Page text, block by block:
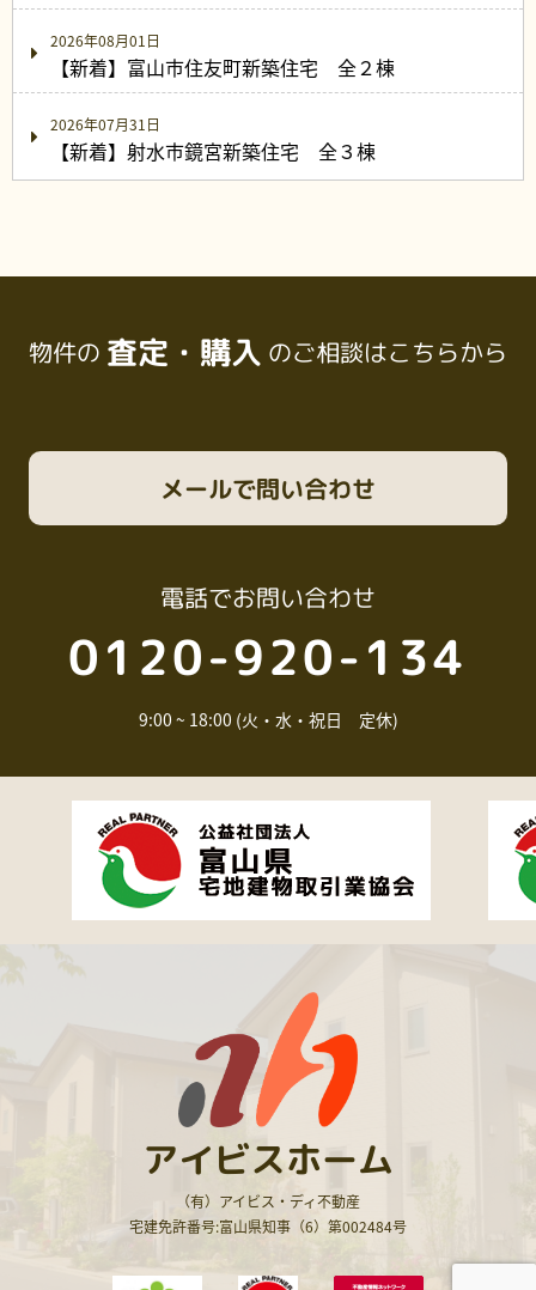
2026年08月01日
【新着】富山市住友町新築住宅 全２棟
2026年07月31日
【新着】射水市鏡宮新築住宅 全３棟
物件の 査定・購入 のご相談はこちらから
電話でお問い合わせ
0120-920-134
9:00 ~ 18:00 (火・水・祝日 定休)
メールで問い合わせ
アイビスホーム
（有）アイビス・ディ不動産
宅建免許番号:富山県知事（6）第002484号